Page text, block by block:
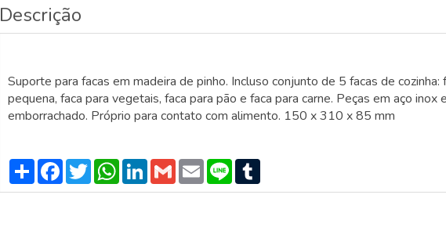
Descrição
Suporte para facas em madeira de pinho. Incluso conjunto de 5 facas de
pequena, faca para vegetais, faca para pão e faca para carne. Peças em aço inox
emborrachado. Próprio para contato com alimento. 150 x 310 x 85 mm
Compartilhar
Facebook
TwitterWhatsApp
LinkedInGmailEmailLine